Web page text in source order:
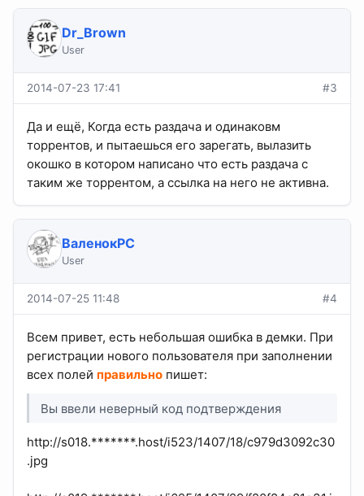
Dr_Brown
User
2014-07-23 17:41 #3
Да и ещё, Когда есть раздача и одинаковм
торрентов, и пытаешься его зарегать, вылазить
окошко в котором написано что есть раздача с
таким же торрентом, а ссылка на него не активна.
ВаленокPC
User
2014-07-25 11:48 #4
Всем привет, есть небольшая ошибка в демки. При
регистрации нового пользователя при заполнении
всех полей правильно пишет:
Вы ввели неверный код подтверждения
http://s018.*******.host/i523/1407/18/c979d3092c30
.jpg